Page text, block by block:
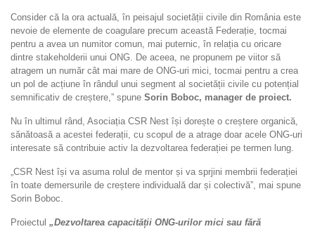
Consider că la ora actuală, în peisajul societății civile din România este
nevoie de elemente de coagulare precum această Federație, tocmai
pentru a avea un numitor comun, mai puternic, în relația cu oricare
dintre stakeholderii unui ONG. De aceea, ne propunem pe viitor să
atragem un număr cât mai mare de ONG-uri mici, tocmai pentru a crea
un pol de acțiune în rândul unui segment al societății civile cu potențial
semnificativ de creștere,” spune Sorin Boboc, manager de proiect.
Nu în ultimul rând, Asociația CSR Nest își dorește o creștere organică,
sănătoasă a acestei federații, cu scopul de a atrage doar acele ONG-uri
interesate să contribuie activ la dezvoltarea federației pe termen lung.
„CSR Nest își va asuma rolul de mentor și va sprjini membrii federației
în toate demersurile de creștere individuală dar și colectivă”, mai spune
Sorin Boboc.
Proiectul „Dezvoltarea capacității ONG-urilor mici sau fără